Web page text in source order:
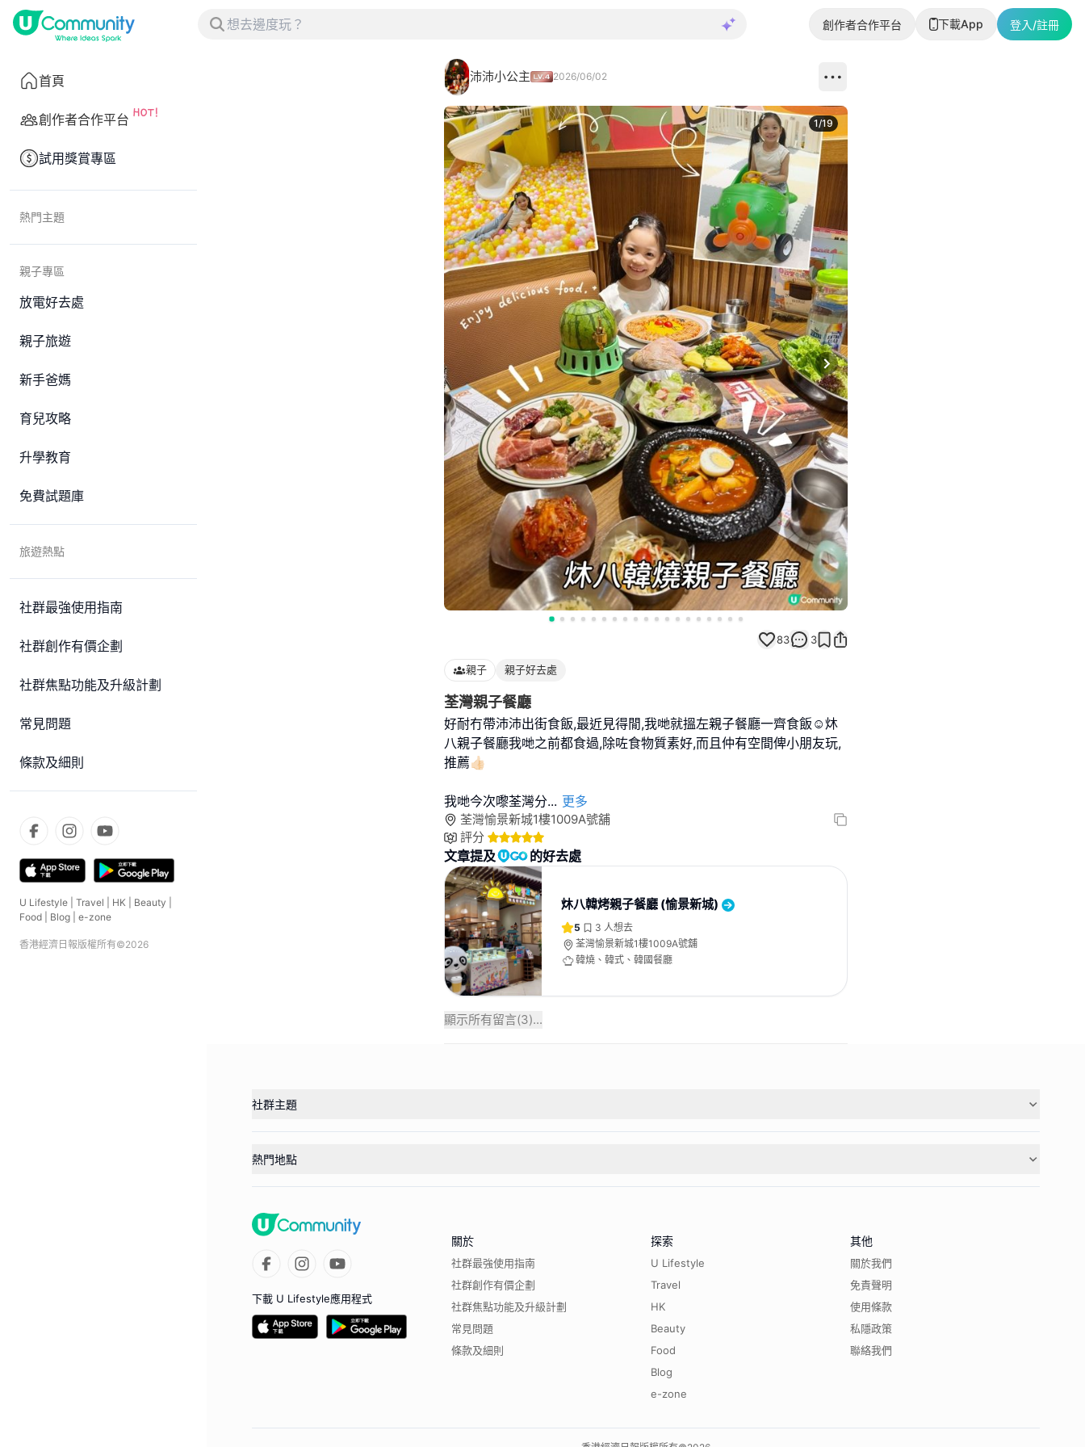
創作者合作平台 下載App 登入/註冊
首頁
創作者合作平台
試用獎賞專區
熱門主題
親子專區
放電好去處
親子旅遊
新手爸媽
育兒攻略
升學教育
免費試題庫
旅遊熱點
社群最強使用指南
社群創作有價企劃
社群焦點功能及升級計劃
常見問題
條款及細則
U Lifestyle Travel HK Beauty
Food
Blog e-zone
香港經濟日報版權所有©2026
沛沛小公主 2026/06/02
Next slide
1/19
83 3
親子 親子好去處
荃灣親子餐廳
好耐冇帶沛沛出街食飯,最近見得閒,我哋就搵左親子餐廳一齊食飯☺️炑
八親子餐廳我哋之前都食過,除咗食物質素好,而且仲有空間俾小朋友玩,
推薦👍🏻
我哋今次嚟荃灣分... 更多
荃灣愉景新城1樓1009A號舖
評分
文章提及 的好去處
炑八韓烤親子餐廳 (愉景新城)
5 3 人想去
荃灣愉景新城1樓1009A號舖
韓燒、韓式、韓國餐廳
顯示所有留言(3)...
社群主題
熱門地點
下載 U Lifestyle應用程式
關於
社群最強使用指南
社群創作有價企劃
社群焦點功能及升級計劃
常見問題
條款及細則
探索
U Lifestyle
Travel
HK
Beauty
Food
Blog
e-zone
其他
關於我們
免責聲明
使用條款
私隱政策
聯絡我們